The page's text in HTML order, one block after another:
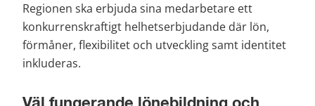
Regionen ska erbjuda sina medarbetare ett
konkurrenskraftigt helhetserbjudande där lön,
förmåner, flexibilitet och utveckling samt identitet
inkluderas.